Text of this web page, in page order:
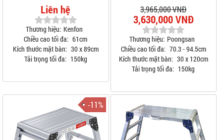
Liên hệ
Thương hiệu: Kenfon
Chiều cao tối đa: 61cm
Kích thước mặt bàn: 30 x 89cm
Tải trọng tối đa: 150kg
3,965,000 VNĐ
3,630,000 VNĐ
Thương hiệu: Poongsan
Chiều cao tối đa: 70.3 - 94.5cm
Kích thước mặt bàn: 30 x 120cm
Tải trọng tối đa: 150kg
-11%